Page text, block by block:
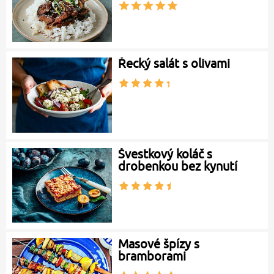
Řecký salát s olivami
Švestkový koláč s
drobenkou bez kynutí
Masové špízy s
bramborami